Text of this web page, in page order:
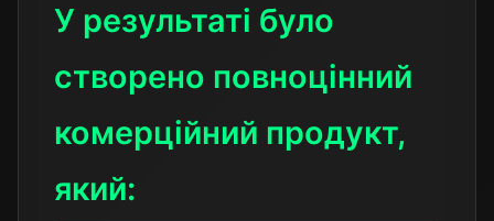
У результаті було
створено повноцінний
комерційний продукт,
який: